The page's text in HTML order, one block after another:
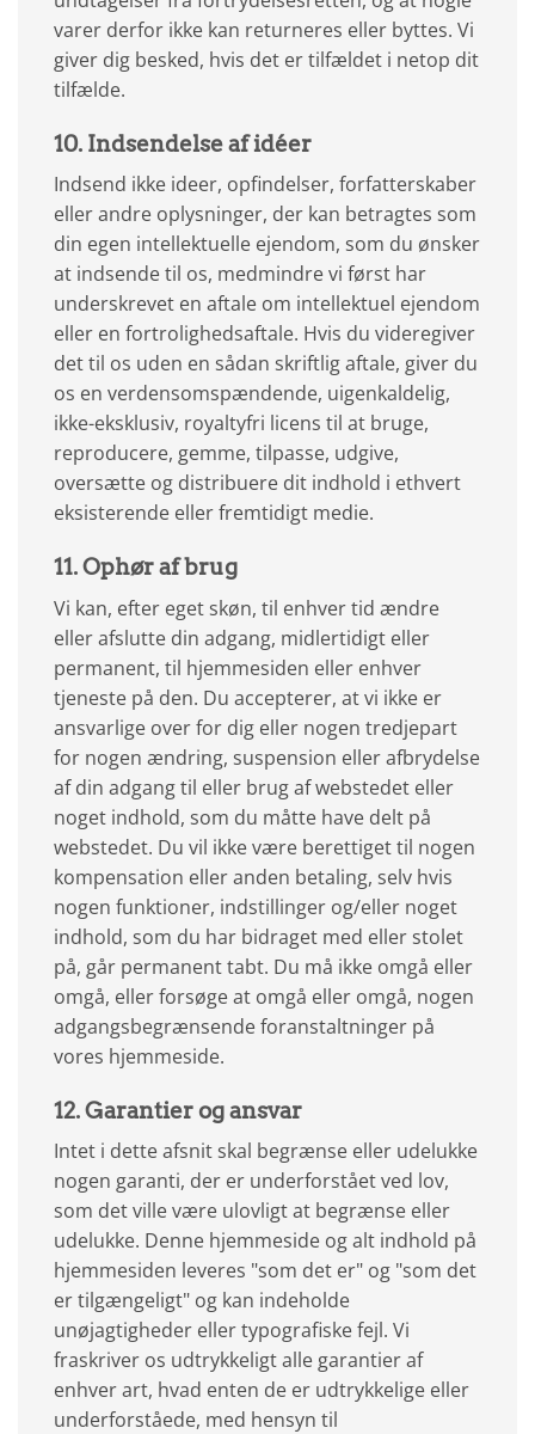
varer derfor ikke kan returneres eller byttes. Vi
giver dig besked, hvis det er tilfældet i netop dit
tilfælde.
10. Indsendelse af idéer
Indsend ikke ideer, opfindelser, forfatterskaber
eller andre oplysninger, der kan betragtes som
din egen intellektuelle ejendom, som du ønsker
at indsende til os, medmindre vi først har
underskrevet en aftale om intellektuel ejendom
eller en fortrolighedsaftale. Hvis du videregiver
det til os uden en sådan skriftlig aftale, giver du
os en verdensomspændende, uigenkaldelig,
ikke-eksklusiv, royaltyfri licens til at bruge,
reproducere, gemme, tilpasse, udgive,
oversætte og distribuere dit indhold i ethvert
eksisterende eller fremtidigt medie.
11. Ophør af brug
Vi kan, efter eget skøn, til enhver tid ændre
eller afslutte din adgang, midlertidigt eller
permanent, til hjemmesiden eller enhver
tjeneste på den. Du accepterer, at vi ikke er
ansvarlige over for dig eller nogen tredjepart
for nogen ændring, suspension eller afbrydelse
af din adgang til eller brug af webstedet eller
noget indhold, som du måtte have delt på
webstedet. Du vil ikke være berettiget til nogen
kompensation eller anden betaling, selv hvis
nogen funktioner, indstillinger og/eller noget
indhold, som du har bidraget med eller stolet
på, går permanent tabt. Du må ikke omgå eller
omgå, eller forsøge at omgå eller omgå, nogen
adgangsbegrænsende foranstaltninger på
vores hjemmeside.
12. Garantier og ansvar
Intet i dette afsnit skal begrænse eller udelukke
nogen garanti, der er underforstået ved lov,
som det ville være ulovligt at begrænse eller
udelukke. Denne hjemmeside og alt indhold på
hjemmesiden leveres "som det er" og "som det
er tilgængeligt" og kan indeholde
unøjagtigheder eller typografiske fejl. Vi
fraskriver os udtrykkeligt alle garantier af
enhver art, hvad enten de er udtrykkelige eller
underforståede, med hensyn til